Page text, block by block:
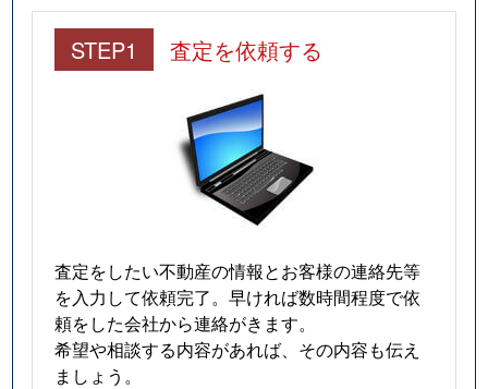
STEP1 査定を依頼する
査定をしたい不動産の情報とお客様の連絡先等
を入力して依頼完了。早ければ数時間程度で依
頼をした会社から連絡がきます。
希望や相談する内容があれば、その内容も伝え
ましょう。